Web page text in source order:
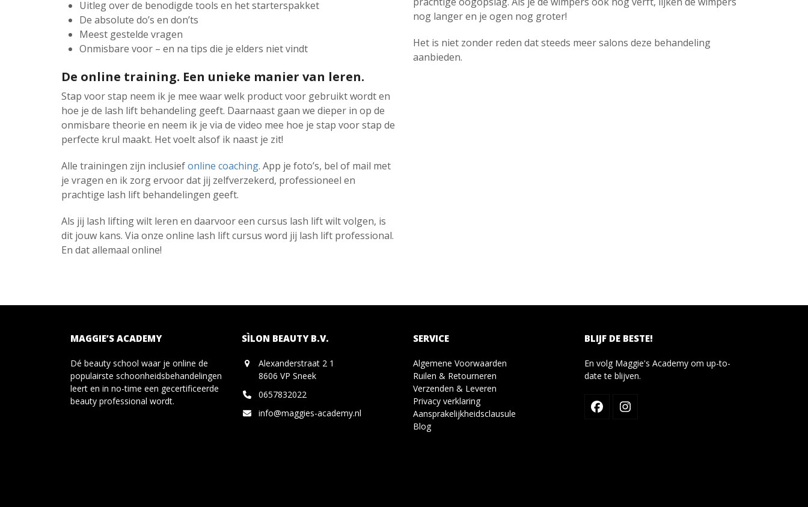
Uitleg over de benodigde tools en het starterspakket
De absolute do’s en don’ts
Meest gestelde vragen
Onmisbare voor – en na tips die je elders niet vindt
De online training. Een unieke manier van leren.
Stap voor stap neem ik je mee waar welk product voor gebruikt wordt en
hoe je de lash lift behandeling geeft. Daarnaast gaan we dieper in op de
onmisbare theorie en neem ik je via de video mee hoe je stap voor stap de
perfecte krul maakt. Het voelt alsof ik naast je zit!
Alle trainingen zijn inclusiefonline coaching. App je foto’s, bel of mail met
je vragen en ik zorg ervoor dat jij zelfverzekerd, professioneel en
prachtige lash lift behandelingen geeft.
Als jij lash lifting wilt leren en daarvoor een cursus lash lift wilt volgen, is
dit jouw kans. Via onze online lash lift cursus word jij lash lift professional.
En dat allemaal online!
nog langer en je ogen nog groter!
Het is niet zonder reden dat steeds meer salons deze behandeling
aanbieden.
MAGGIE’S ACADEMY
Dé beauty school waar je online de
populairste schoonheidsbehandelingen
leert en in no-time een gecertificeerde
beauty professional wordt.
SÌLON BEAUTY B.V.
Alexanderstraat 2 1
8606 VP Sneek
0657832022
info@maggies-academy.nl
SERVICE
Algemene Voorwaarden
Ruilen & Retourneren
Verzenden & Leveren
Privacy verklaring
Aansprakelijkheidsclausule
Blog
BLIJF DE BESTE!
En volg Maggie's Academy om up-to-
date te blijven.
FacebookInstagram